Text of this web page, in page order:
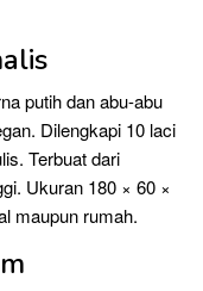
putih dan abu-abu
Dilengkapi 10 laci
Terbuat dari
Ukuran 180 × 60 ×
maupun rumah.